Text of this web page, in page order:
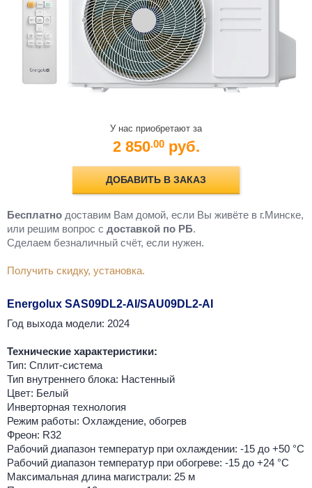
У нас приобретают за
2 850.00 руб.
ДОБАВИТЬ В ЗАКАЗ
Бесплатно доставим Вам домой, если Вы живёте в г.Минске,
или решим вопрос с доставкой по РБ.
Cделаем безналичный счёт, если нужен.
Получить скидку, установка.
Energolux SAS09DL2-AI/SAU09DL2-AI
Год выхода модели: 2024
Технические характеристики:
Тип: Сплит-система
Тип внутреннего блока: Настенный
Цвет: Белый
Инверторная технология
Режим работы: Охлаждение, обогрев
Фреон: R32
Рабочий диапазон температур при охлаждении: -15 до +50 °C
Рабочий диапазон температур при обогреве: -15 до +24 °C
Максимальная длина магистрали: 25 м